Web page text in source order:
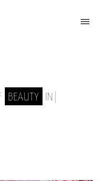
Attiva/Disattiva il menù
IN IMPRFECTI